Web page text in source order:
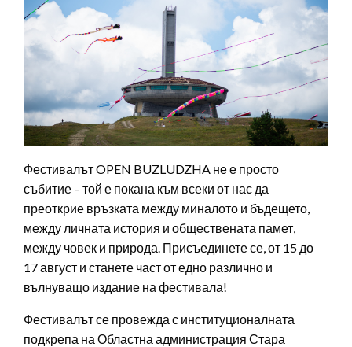
Фестивалът OPEN BUZLUDZHA не е просто
събитие – той е покана към всеки от нас да
преоткрие връзката между миналото и бъдещето,
между личната история и обществената памет,
между човек и природа. Присъединете се, от 15 до
17 август и станете част от едно различно и
вълнуващо издание на фестивала!
Фестивалът се провежда с институционалната
подкрепа на Областна администрация Стара